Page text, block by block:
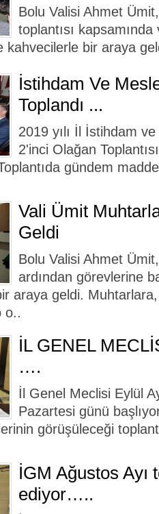
Bolu Valisi Ahmet
toplantısı
kahvecilerle bir araya
İstihdam Ve
Toplandı ...
2019 yılı İl İstihdam
2'inci Olağan
Toplantıda gündem
Vali Ümit
Geldi
Bolu Valisi Ahmet
ardından görevlerine
araya geldi. Muhtarlara,
o..
İL GENEL
….
İl Genel Meclisi Eylül
Pazartesi günü
görüşüleceği
İGM Ağustos Ayı
ediyor…..